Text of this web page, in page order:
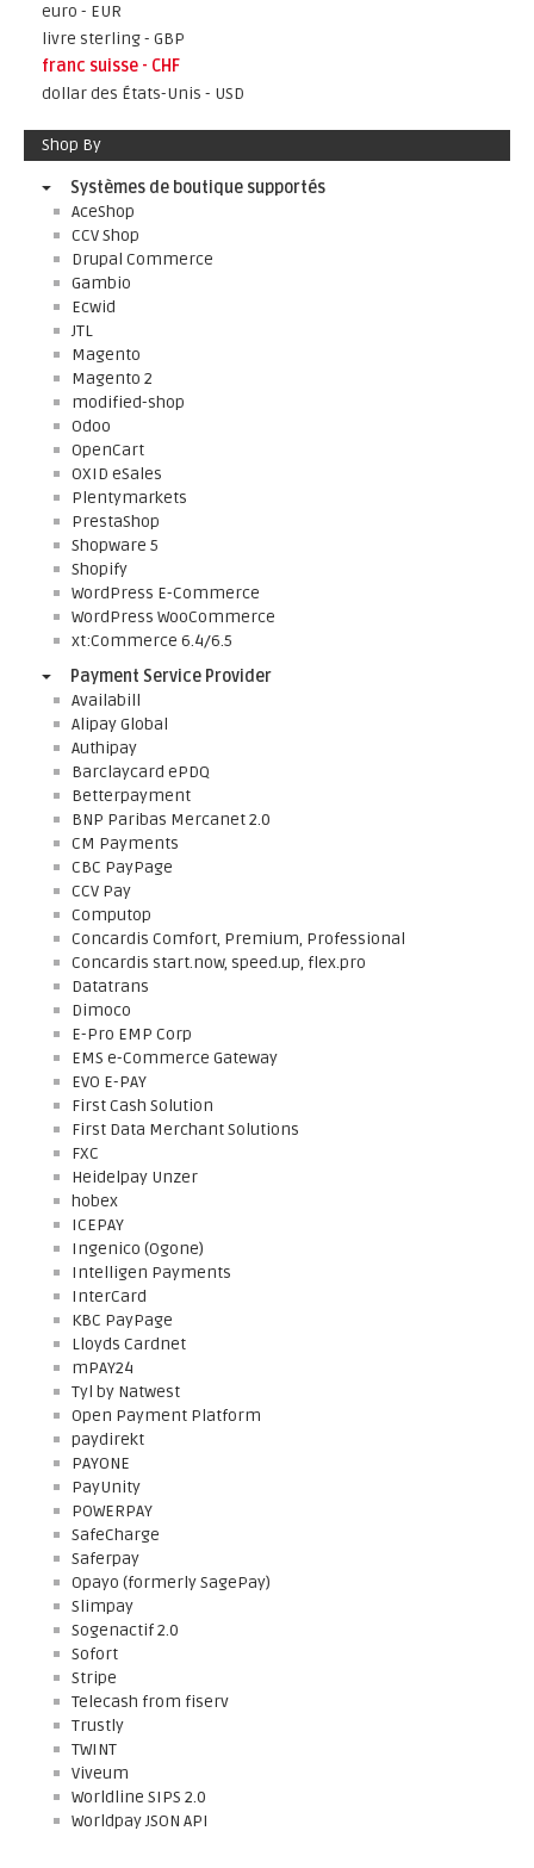
euro - EUR
livre sterling - GBP
franc suisse - CHF
dollar des États-Unis - USD
Shop By
Systèmes de boutique supportés
AceShop
CCV Shop
Drupal Commerce
Gambio
Ecwid
JTL
Magento
Magento 2
modified-shop
Odoo
OpenCart
OXID eSales
Plentymarkets
PrestaShop
Shopware 5
Shopify
WordPress E-Commerce
WordPress WooCommerce
xt:Commerce 6.4/6.5
Payment Service Provider
Availabill
Alipay Global
Authipay
Barclaycard ePDQ
Betterpayment
BNP Paribas Mercanet 2.0
CM Payments
CBC PayPage
CCV Pay
Computop
Concardis Comfort, Premium, Professional
Concardis start.now, speed.up, flex.pro
Datatrans
Dimoco
E-Pro EMP Corp
EMS e-Commerce Gateway
EVO E-PAY
First Cash Solution
First Data Merchant Solutions
FXC
Heidelpay Unzer
hobex
ICEPAY
Ingenico (Ogone)
Intelligen Payments
InterCard
KBC PayPage
Lloyds Cardnet
mPAY24
Tyl by Natwest
Open Payment Platform
paydirekt
PAYONE
PayUnity
POWERPAY
SafeCharge
Saferpay
Opayo (formerly SagePay)
Slimpay
Sogenactif 2.0
Sofort
Stripe
Telecash from fiserv
Trustly
TWINT
Viveum
Worldline SIPS 2.0
Worldpay JSON API